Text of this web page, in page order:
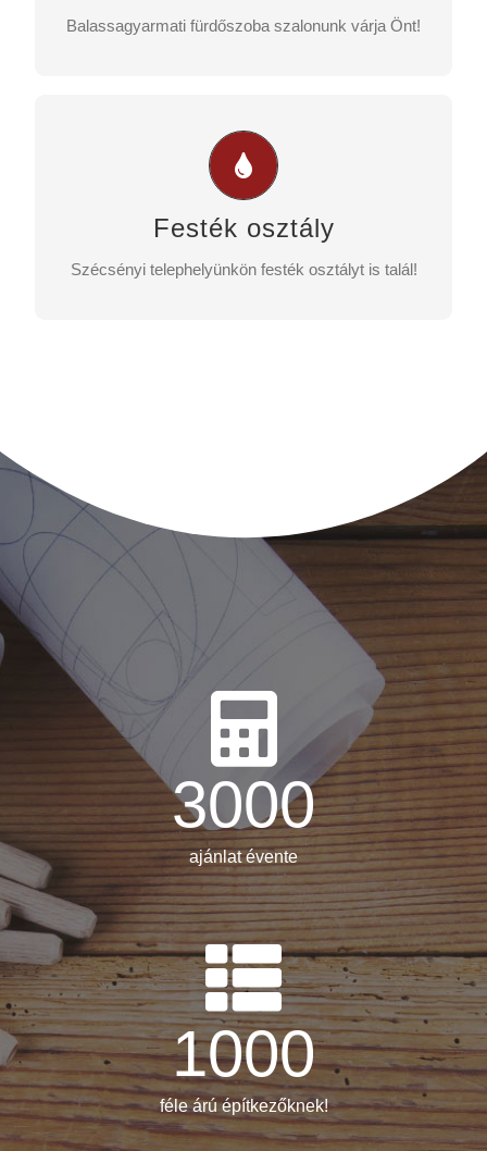
Balassagyarmati fürdőszoba szalonunk várja Önt!
TELJES KÍNÁLATUNK
Festék osztály
Szécsényi telephelyünkön festék osztályt is talál!
Színkavalkád
A legnagyobb festékgyártók termékei és kiegészítői
TELJES KÍNÁLATUNK
3000
ajánlat évente
1000
féle árú építkezőknek!